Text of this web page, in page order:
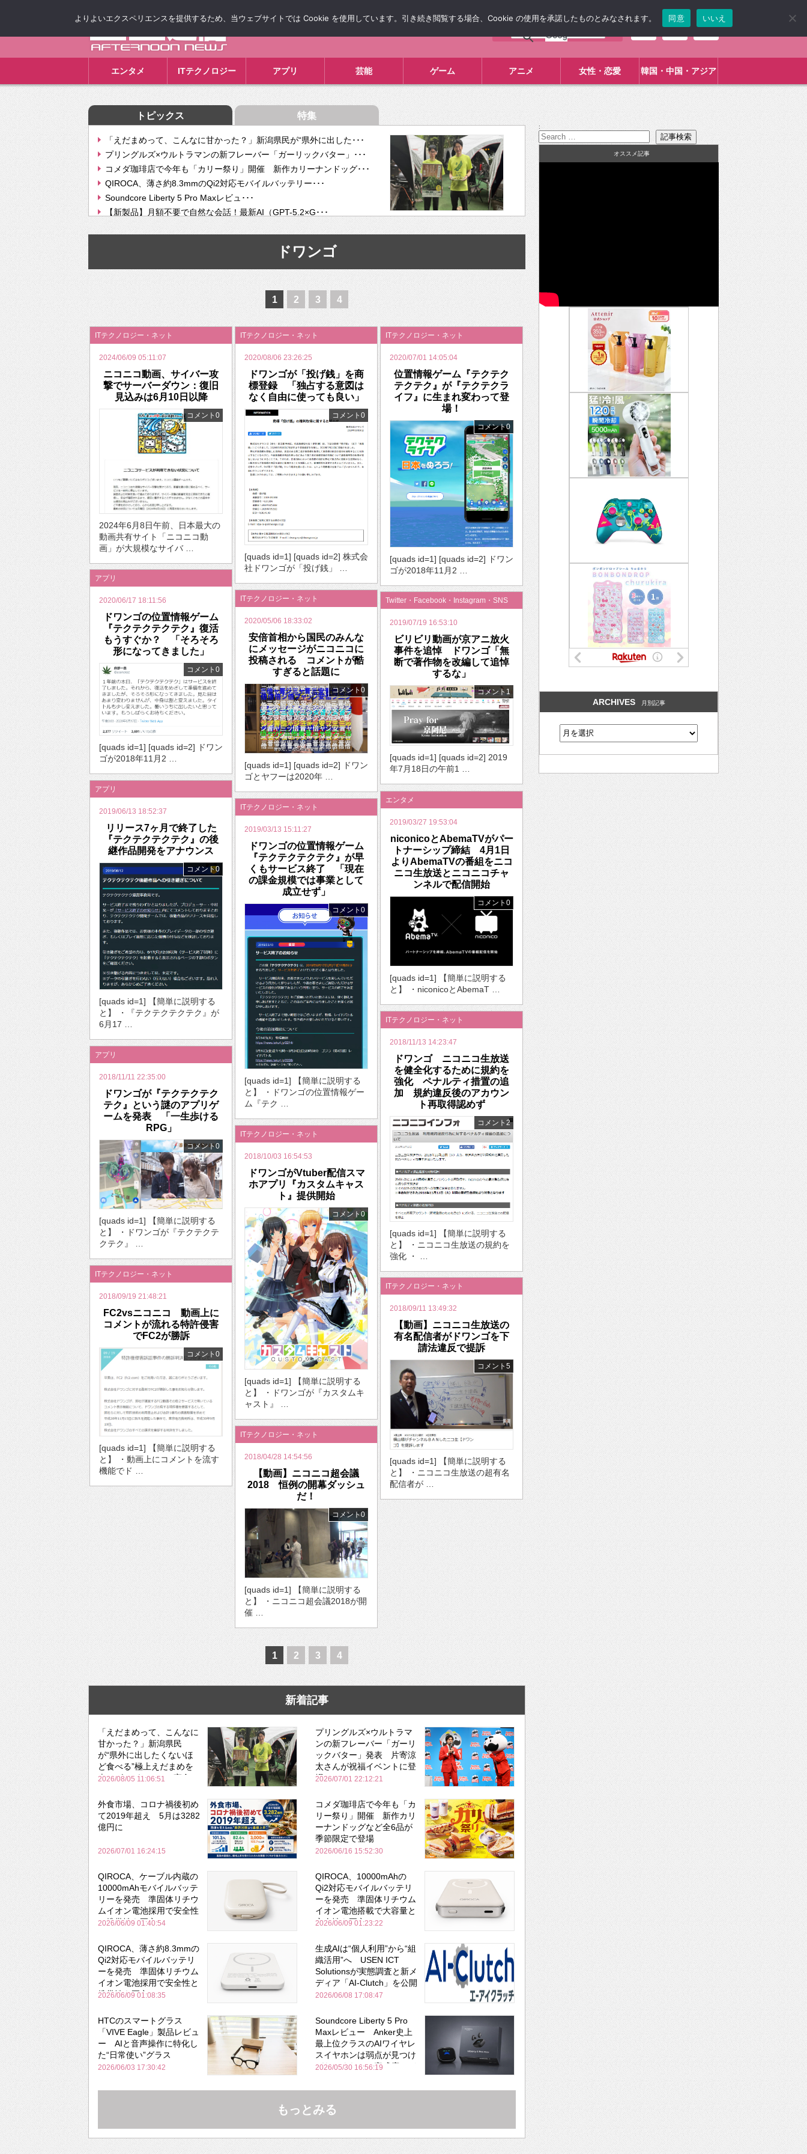
エンタメ ITテクノロジー アプリ 芸能 ゲーム アニメ 女性・恋愛 韓国・中国・アジア
トピックス 特集
「えだまめって、こんなに甘かった？」新潟県民が“県外に出した･･･
プリングルズ×ウルトラマンの新フレーバー「ガーリックバター」･･･
コメダ珈琲店で今年も「カリー祭り」開催 新作カリーナンドッグ･･･
QIROCA、薄さ約8.3mmのQi2対応モバイルバッテリー･･･
Soundcore Liberty 5 Pro Maxレビュ･･･
【新製品】月額不要で自然な会話！最新AI（GPT-5.2×G･･･
【次世代の没入感と生産性】VITURE Luma Ultra･･･
挫折率8割の壁をAIで突破。ジャストシステム、”自分が今話し･･･
2026年のバレンタインは「自分で作って、想いを渡す」 TE･･･
ドワンゴ
1 2 3 4
ITテクノロジー・ネット
2024/06/09 05:11:07
ニコニコ動画、サイバー攻
撃でサーバーダウン：復旧
見込みは6月10日以降
コメント0
2024年6月8日午前、日本最大の
動画共有サイト「ニコニコ動
画」が大規模なサイバ …
ITテクノロジー・ネット
2020/08/06 23:26:25
ドワンゴが「投げ銭」を商
標登録 「独占する意図は
なく自由に使っても良い」
コメント0
[quads id=1] [quads id=2] 株式会
社ドワンゴが「投げ銭」 …
ITテクノロジー・ネット
2020/07/01 14:05:04
位置情報ゲーム『テクテク
テクテク』が『テクテクラ
イフ』に生まれ変わって登
場！
コメント0
[quads id=1] [quads id=2] ドワン
ゴが2018年11月2 …
アプリ
2020/06/17 18:11:56
ドワンゴの位置情報ゲーム
『テクテクテクテク』復活
もうすぐか？ 「そろそろ
形になってきました」
コメント0
[quads id=1] [quads id=2] ドワン
ゴが2018年11月2 …
ITテクノロジー・ネット
2020/05/06 18:33:02
安倍首相から国民のみんな
にメッセージがニコニコに
投稿される コメントが酷
すぎると話題に
コメント0
[quads id=1] [quads id=2] ドワン
ゴとヤフーは2020年 …
Twitter・Facebook・Instagram・SNS
2019/07/19 16:53:10
ビリビリ動画が京アニ放火
事件を追悼 ドワンゴ「無
断で著作物を改編して追悼
するな」
コメント1
[quads id=1] [quads id=2] 2019
年7月18日の午前1 …
アプリ
2019/06/13 18:52:37
リリース7ヶ月で終了した
『テクテクテクテク』の後
継作品開発をアナウンス
コメント0
[quads id=1] 【簡単に説明する
と】 ・『テクテクテクテク』が
6月17 …
エンタメ
2019/03/27 19:53:04
niconicoとAbemaTVがパー
トナーシップ締結 4月1日
よりAbemaTVの番組をニコ
ニコ生放送とニコニコチャ
ンネルで配信開始
コメント0
[quads id=1] 【簡単に説明する
と】 ・niconicoとAbemaT …
ITテクノロジー・ネット
2019/03/13 15:11:27
ドワンゴの位置情報ゲーム
『テクテクテクテク』が早
くもサービス終了 「現在
の課金規模では事業として
成立せず」
コメント0
[quads id=1] 【簡単に説明する
と】 ・ドワンゴの位置情報ゲー
ム『テク …
ITテクノロジー・ネット
2018/11/13 14:23:47
ドワンゴ ニコニコ生放送
を健全化するために規約を
強化 ペナルティ措置の追
加 規約違反後のアカウン
ト再取得認めず
コメント2
[quads id=1] 【簡単に説明する
と】 ・ニコニコ生放送の規約を
強化 ・ …
アプリ
2018/11/11 22:35:00
ドワンゴが『テクテクテク
テク』という謎のアプリゲ
ームを発表 「一生歩ける
RPG」
コメント0
[quads id=1] 【簡単に説明する
と】 ・ドワンゴが『テクテクテ
クテク』 …
ITテクノロジー・ネット
2018/10/03 16:54:53
ドワンゴがVtuber配信スマ
ホアプリ『カスタムキャス
ト』提供開始
コメント0
[quads id=1] 【簡単に説明する
と】 ・ドワンゴが『カスタムキ
ャスト』 …
ITテクノロジー・ネット
2018/09/19 21:48:21
FC2vsニコニコ 動画上に
コメントが流れる特許侵害
でFC2が勝訴
コメント0
[quads id=1] 【簡単に説明する
と】 ・動画上にコメントを流す
機能でド …
ITテクノロジー・ネット
2018/09/11 13:49:32
【動画】ニコニコ生放送の
有名配信者がドワンゴを下
請法違反で提訴
コメント5
[quads id=1] 【簡単に説明する
と】 ・ニコニコ生放送の超有名
配信者が …
ITテクノロジー・ネット
2018/04/28 14:54:56
【動画】ニコニコ超会議
2018 恒例の開幕ダッシュ
だ！
コメント0
[quads id=1] 【簡単に説明する
と】 ・ニコニコ超会議2018が開
催 …
1 2 3 4
新着記事
「えだまめって、こんなに
甘かった？」新潟県民
が“県外に出したくないほ
ど食べる”極上えだまめを
森のビアガーデンで実食
2026/08/05 11:06:51
プリングルズ×ウルトラマ
ンの新フレーバー「ガーリ
ックバター」発表 片寄涼
太さんが祝福イベントに登
場
2026/07/01 22:12:21
外食市場、コロナ禍後初め
て2019年超え 5月は3282
億円に
2026/07/01 16:24:15
コメダ珈琲店で今年も「カ
リー祭り」開催 新作カリ
ーナンドッグなど全6品が
季節限定で登場
2026/06/16 15:52:30
QIROCA、ケーブル内蔵の
10000mAhモバイルバッテ
リーを発売 準固体リチウ
ムイオン電池採用で安全性
と携帯性を両立
2026/06/09 01:40:54
QIROCA、10000mAhの
Qi2対応モバイルバッテリ
ーを発売 準固体リチウム
イオン電池搭載で大容量と
安全性を両立
2026/06/09 01:23:22
QIROCA、薄さ約8.3mmの
Qi2対応モバイルバッテリ
ーを発売 準固体リチウム
イオン電池採用で安全性と
携帯性を両立
2026/06/09 01:08:35
生成AIは“個人利用”から“組
織活用”へ USEN ICT
Solutionsが実態調査と新メ
ディア「AI-Clutch」を公開
2026/06/08 17:08:47
HTCのスマートグラス
「VIVE Eagle」製品レビュ
ー AIと音声操作に特化し
た“日常使い”グラス
2026/06/03 17:30:42
Soundcore Liberty 5 Pro
Maxレビュー Anker史上
最上位クラスのAIワイヤレ
スイヤホンは弱点が見つけ
づらいくらいの完成度にび
Bose並み
2026/05/30 16:56:19
もっとみる
:
オススメ記事
ARCHIVES 月別記事
よりよいエクスペリエンスを提供するため、当ウェブサイトでは Cookie を使用しています。引き続き閲覧する場合、Cookie の使用を承諾したものとみなされます。 同意 いいえ